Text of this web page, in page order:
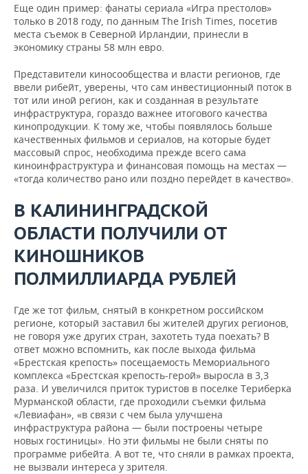
Еще один пример: фанаты сериала «Игра престолов»
только в 2018 году, по данным The Irish Times, посетив
места съемок в Северной Ирландии, принесли в
экономику страны 58 млн евро.
Представители киносообщества и власти регионов, где
ввели рибейт, уверены, что сам инвестиционный поток в
тот или иной регион, как и созданная в результате
инфраструктура, гораздо важнее итогового качества
кинопродукции. К тому же, чтобы появлялось больше
качественных фильмов и сериалов, на которые будет
массовый спрос, необходима прежде всего сама
киноинфраструктура и финансовая помощь на местах —
«тогда количество рано или поздно перейдет в качество».
В КАЛИНИНГРАДСКОЙ
ОБЛАСТИ ПОЛУЧИЛИ ОТ
КИНОШНИКОВ
ПОЛМИЛЛИАРДА РУБЛЕЙ
Где же тот фильм, снятый в конкретном российском
регионе, который заставил бы жителей других регионов,
не говоря уже других стран, захотеть туда поехать? В
ответ можно вспомнить, как после выхода фильма
«Брестская крепость» посещаемость Мемориального
комплекса «Брестская крепость-герой» выросла в 3,3
раза. И увеличился приток туристов в поселке Териберка
Мурманской области, где проходили съемки фильма
«Левиафан», «в связи с чем была улучшена
инфраструктура района — были построены четыре
новых гостиницы». Но эти фильмы не были сняты по
программе рибейта. А вот те, что сняли в рамках проекта,
не вызвали интереса у зрителя.